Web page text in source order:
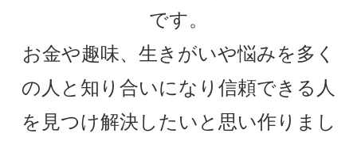
です。
お金や趣味、生きがいや悩みを多く
の人と知り合いになり信頼できる人
を見つけ解決したいと思い作りまし